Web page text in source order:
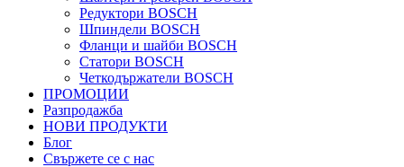
Редуктори BOSCH
Шпиндели BOSCH
Фланци и шайби BOSCH
Статори BOSCH
Четкодържатели BOSCH
ПРОМОЦИИ
Разпродажба
НОВИ ПРОДУКТИ
Блог
Свържете се с нас